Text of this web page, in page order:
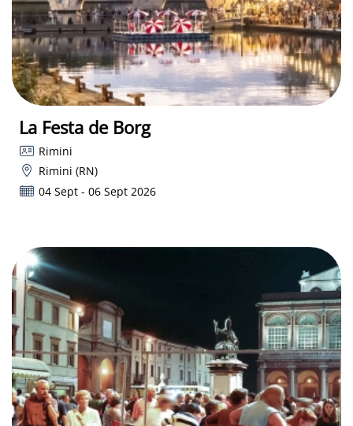
La Festa de Borg
Rimini
Rimini (RN)
04 Sept - 06 Sept 2026